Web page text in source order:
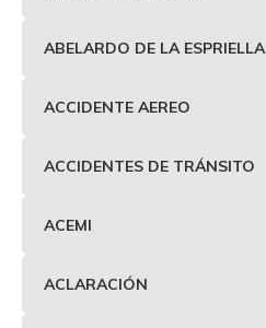
ABELARDO DE LA ESPRIELLA
ACCIDENTE AEREO
ACCIDENTES DE TRÁNSITO
ACEMI
ACLARACIÓN